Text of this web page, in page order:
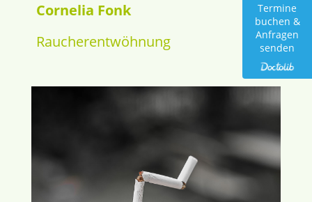
Cornelia Fonk
Raucherentwöhnung
Termine
buchen &
Anfragen
senden